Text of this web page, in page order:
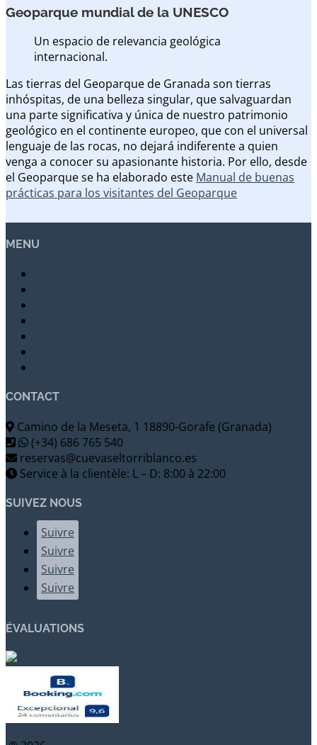
Geoparque mundial de la UNESCO
Un espacio de relevancia geológica
internacional.
Las tierras del Geoparque de Granada son tierras
inhóspitas, de una belleza singular, que salvaguardan
una parte significativa y única de nuestro patrimonio
geológico en el continente europeo, que con el universal
lenguaje de las rocas, no dejará indiferente a quien
venga a conocer su apasionante historia. Por ello, desde
el Geoparque se ha elaborado este Manual de buenas
prácticas para los visitantes del Geoparque
MENU
CONTACT
Camino de la Meseta, 1 18890-Gorafe (Granada)
(+34) 686 765 540
reservas@cuevaseltorriblanco.es
Service à la clientèle: L – D: 8:00 à 22:00
SUIVEZ NOUS
Suivre
Suivre
Suivre
Suivre
ÉVALUATIONS